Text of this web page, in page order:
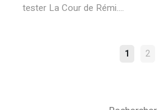
tester La Cour de Rémi....
1 2